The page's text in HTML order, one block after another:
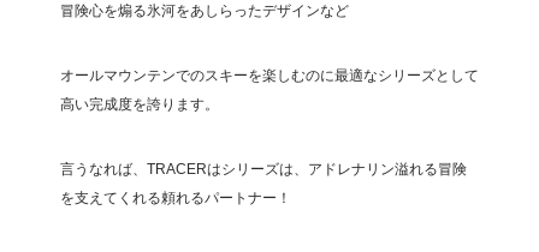
冒険心を煽る氷河をあしらったデザインなど
オールマウンテンでのスキーを楽しむのに最適なシリーズとして
高い完成度を誇ります。
言うなれば、TRACERはシリーズは、アドレナリン溢れる冒険
を支えてくれる頼れるパートナー！